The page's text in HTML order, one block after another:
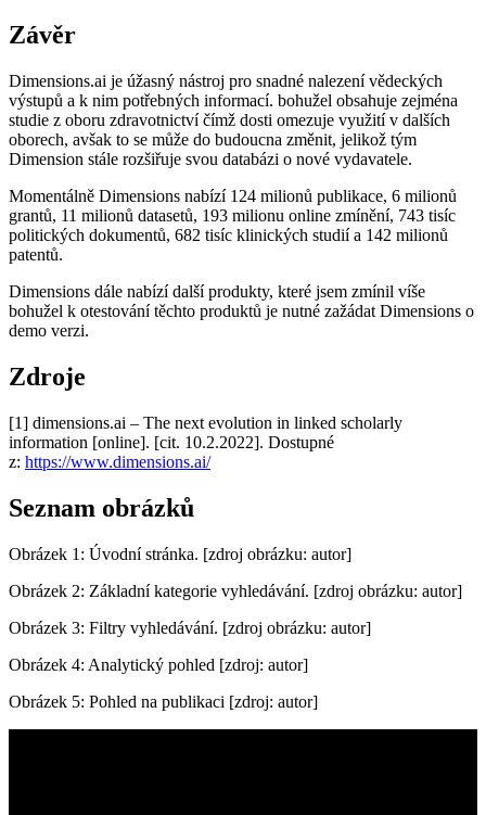
Závěr
Dimensions.ai je úžasný nástroj pro snadné nalezení vědeckých
výstupů a k nim potřebných informací. bohužel obsahuje zejména
studie z oboru zdravotnictví čímž dosti omezuje využití v dalších
oborech, avšak to se může do budoucna změnit, jelikož tým
Dimension stále rozšiřuje svou databázi o nové vydavatele.
Momentálně Dimensions nabízí 124 milionů publikace, 6 milionů
grantů, 11 milionů datasetů, 193 milionu online zmínění, 743 tisíc
politických dokumentů, 682 tisíc klinických studií a 142 milionů
patentů.
Dimensions dále nabízí další produkty, které jsem zmínil víše
bohužel k otestování těchto produktů je nutné zažádat Dimensions o
demo verzi.
Zdroje
[1] dimensions.ai – The next evolution in linked scholarly
information [online]. [cit. 10.2.2022]. Dostupné
z: https://www.dimensions.ai/
Seznam obrázků
Obrázek 1: Úvodní stránka. [zdroj obrázku: autor]
Obrázek 2: Základní kategorie vyhledávání. [zdroj obrázku: autor]
Obrázek 3: Filtry vyhledávání. [zdroj obrázku: autor]
Obrázek 4: Analytický pohled [zdroj: autor]
Obrázek 5: Pohled na publikaci [zdroj: autor]